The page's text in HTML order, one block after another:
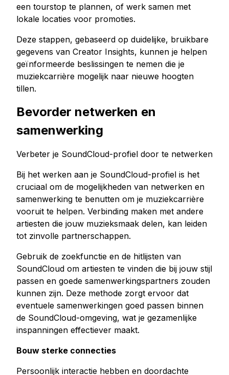
een tourstop te plannen, of werk samen met
lokale locaties voor promoties.
Deze stappen, gebaseerd op duidelijke, bruikbare
gegevens van Creator Insights, kunnen je helpen
geïnformeerde beslissingen te nemen die je
muziekcarrière mogelijk naar nieuwe hoogten
tillen.
Bevorder netwerken en
samenwerking
Verbeter je SoundCloud-profiel door te netwerken
Bij het werken aan je SoundCloud-profiel is het
cruciaal om de mogelijkheden van netwerken en
samenwerking te benutten om je muziekcarrière
vooruit te helpen. Verbinding maken met andere
artiesten die jouw muzieksmaak delen, kan leiden
tot zinvolle partnerschappen.
Gebruik de zoekfunctie en de hitlijsten van
SoundCloud om artiesten te vinden die bij jouw stijl
passen en goede samenwerkingspartners zouden
kunnen zijn. Deze methode zorgt ervoor dat
eventuele samenwerkingen goed passen binnen
de SoundCloud-omgeving, wat je gezamenlijke
inspanningen effectiever maakt.
Bouw sterke connecties
Persoonlijk interactie hebben en doordachte